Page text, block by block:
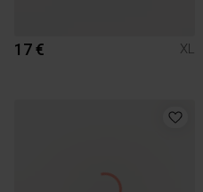
17 € XL